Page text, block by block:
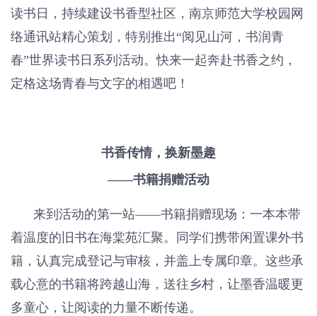
读书日，持续建设书香型社区，南京师范大学校园网
络通讯站精心策划，特别推出“阅见山河，书润青
春”世界读书日系列活动。快来一起奔赴书香之约，
定格这场青春与文字的相遇吧！
书香传情，换新墨趣
——书籍捐赠活动
来到活动的第一站——书籍捐赠现场：一本本带
着温度的旧书在海棠苑汇聚。同学们携带闲置课外书
籍，认真完成登记与审核，并盖上专属印章。这些承
载心意的书籍将跨越山海，送往乡村，让墨香温暖更
多童心，让阅读的力量不断传递。